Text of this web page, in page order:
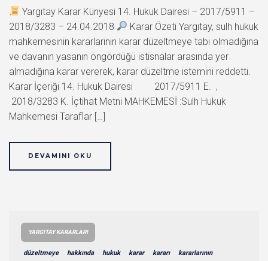
Yargıtay Karar Künyesi 14. Hukuk Dairesi – 2017/5911 –
2018/3283 – 24.04.2018
Karar Özeti Yargıtay, sulh hukuk
mahkemesinin kararlarının karar düzeltmeye tabi olmadığına
ve davanın yasanın öngördüğü istisnalar arasında yer
almadığına karar vererek, karar düzeltme istemini reddetti.
Karar İçeriği 14. Hukuk Dairesi 2017/5911 E. ,
2018/3283 K. İçtihat Metni MAHKEMESİ :Sulh Hukuk
Mahkemesi Taraflar […]
DEVAMINI OKU
YARGITAY KARARLARI
düzeltmeye hakkında hukuk karar kararı kararlarının